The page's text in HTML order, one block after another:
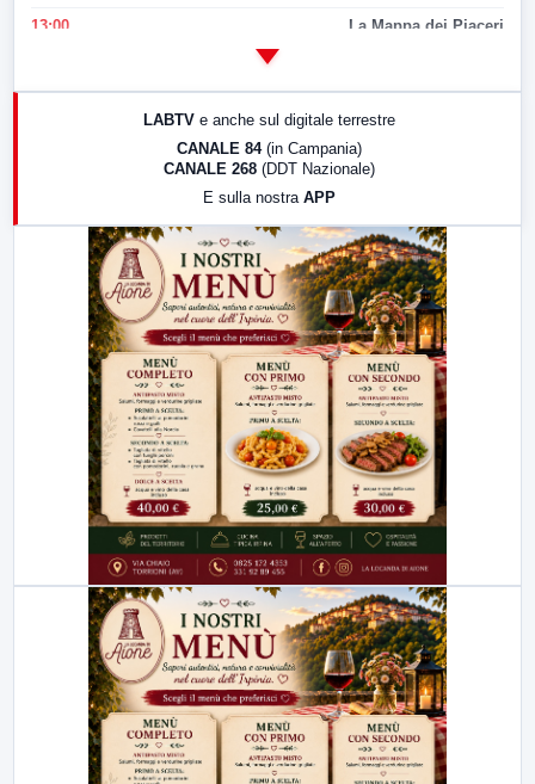
13:00 La Mappa dei Piaceri
LabNews (replica)
LABTV e anche sul digitale terrestre
CANALE 84 (in Campania)
CANALE 268 (DDT Nazionale)
E sulla nostra APP